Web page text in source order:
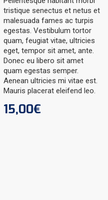
tristique senectus et netus et
malesuada fames ac turpis
egestas. Vestibulum tortor
quam, feugiat vitae, ultricies
eget, tempor sit amet, ante.
Donec eu libero sit amet
quam egestas semper.
Aenean ultricies mi vitae est.
Mauris placerat eleifend leo.
15,00€